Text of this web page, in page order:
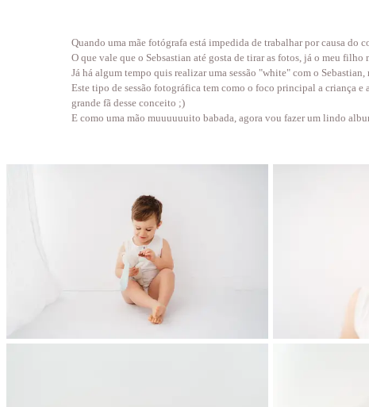
Quando uma mãe fotógrafa está impedida de trabalhar por causa do
O que vale que o Sebsastian até gosta de tirar as fotos, já o meu filho
Já há algum tempo quis realizar uma sessão "white" com o
Este tipo de sessão fotográfica tem como o foco principal a criança
grande fã desse conceito ;)
E como uma mão muuuuuuito babada, agora vou fazer um lindo